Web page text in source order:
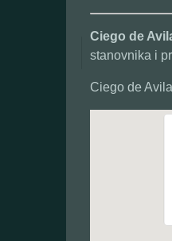
Ciego de
stanovnika i
Ciego de